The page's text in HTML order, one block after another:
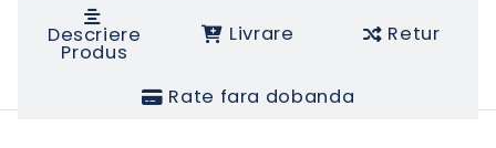
Descriere
Produs
Livrare Retur
Rate fara dobanda